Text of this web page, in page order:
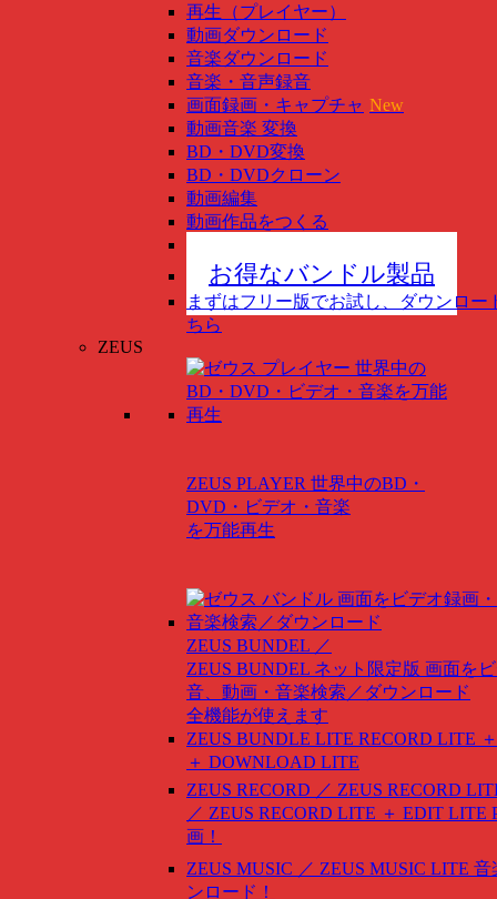
再生（プレイヤー）
動画ダウンロード
音楽ダウンロード
音楽・音声録音
画面録画・キャプチャ New
動画音楽 変換
BD・DVD変換
BD・DVDクローン
動画編集
動画作品をつくる
お得なバンドル製品
まずはフリー版でお試し、ダウンロー
ちら
ZEUS
ZEUS PLAYER 世界中のBD・
DVD・ビデオ・音楽
を万能再生
ZEUS BUNDEL ／
ZEUS BUNDEL ネット限定版 画面を
音、動画・音楽検索／ダウンロード
全機能が使えます
ZEUS BUNDLE LITE RECORD LITE
＋ DOWNLOAD LITE
ZEUS RECORD ／ ZEUS RECORD
／ ZEUS RECORD LITE ＋ EDIT LITE
画！
ZEUS MUSIC ／ ZEUS MUSIC LITE 音
ンロード！